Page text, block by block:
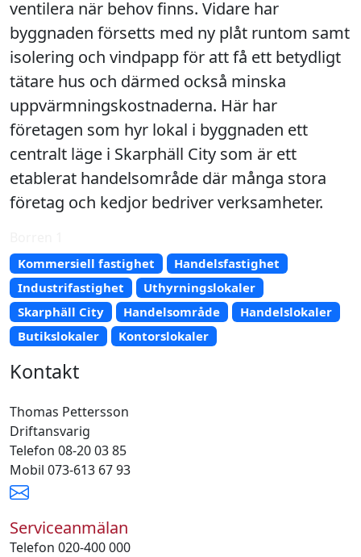
ventilera när behov finns. Vidare har
byggnaden försetts med ny plåt runtom samt
isolering och vindpapp för att få ett betydligt
tätare hus och därmed också minska
uppvärmningskostnaderna. Här har
företagen som hyr lokal i byggnaden ett
centralt läge i Skarphäll City som är ett
etablerat handelsområde där många stora
företag och kedjor bedriver verksamheter.
Kommersiell fastighet
Handelsfastighet
Industrifastighet
Uthyrningslokaler
Skarphäll City
Handelsområde
Handelslokaler
Butikslokaler
Kontorslokaler
Kontakt
Thomas Pettersson
Driftansvarig
Telefon 08-20 03 85
Mobil 073-613 67 93
Serviceanmälan
Telefon 020-400 000